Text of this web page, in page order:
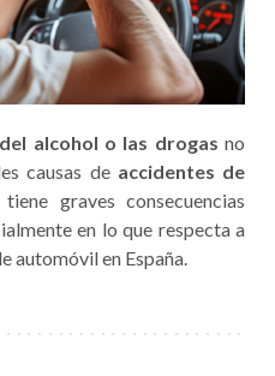
alcohol o las drogas no
causas de accidentes de
graves consecuencias
en lo que respecta a
automóvil en España.